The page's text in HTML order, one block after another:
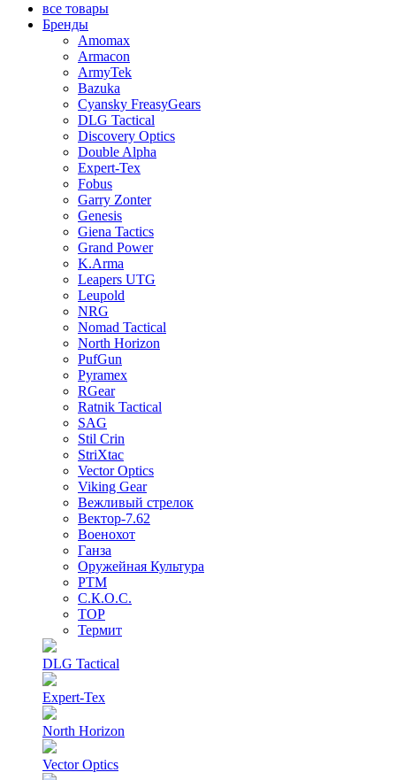
все товары
Бренды
Amomax
Armacon
ArmyTek
Bazuka
Cyansky FreasyGears
DLG Tactical
Discovery Optics
Double Alpha
Expert-Tex
Fobus
Garry Zonter
Genesis
Giena Tactics
Grand Power
K.Arma
Leapers UTG
Leupold
NRG
Nomad Tactical
North Horizon
PufGun
Pyramex
RGear
Ratnik Tactical
SAG
Stil Crin
StriXtac
Vector Optics
Viking Gear
Вежливый стрелок
Вектор-7.62
Военохот
Ганза
Оружейная Культура
РТМ
С.К.О.С.
ТОР
Термит
DLG Tactical
Expert-Tex
North Horizon
Vector Optics